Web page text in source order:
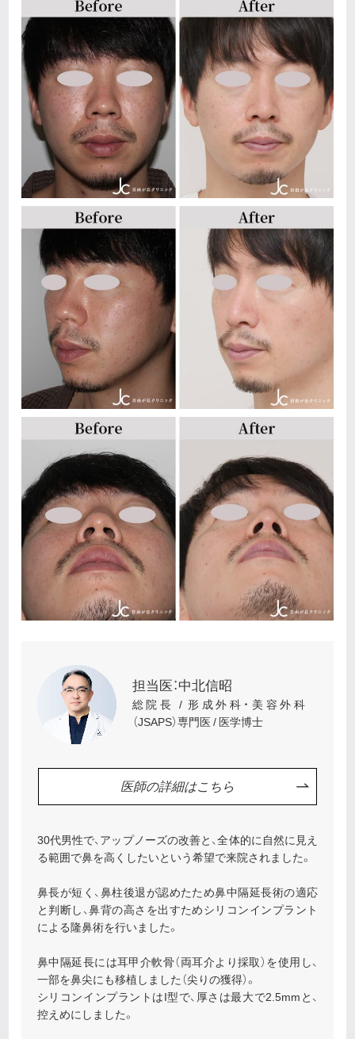
担当医：中北信昭
総院長 / 形成外科・美容外科
（JSAPS）専門医 / 医学博士
医師の詳細はこちら
30代男性で、アップノーズの改善と、全体的に自然に見え
る範囲で鼻を高くしたいという希望で来院されました。
鼻長が短く、鼻柱後退が認めたため鼻中隔延長術の適応
と判断し、鼻背の高さを出すためシリコンインプラント
による隆鼻術を行いました。
鼻中隔延長には耳甲介軟骨（両耳介より採取）を使用し、
一部を鼻尖にも移植しました（尖りの獲得）。
シリコンインプラントはI型で、厚さは最大で2.5mmと、
控えめにしました。